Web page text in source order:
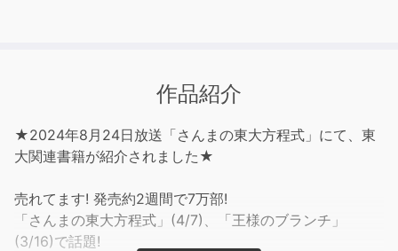
作品紹介
★2024年8月24日放送「さんまの東大方程式」にて、東
大関連書籍が紹介されました★
売れてます! 発売約2週間で7万部!
「さんまの東大方程式」(4/7)、「王様のブランチ」
(3/16)で話題!